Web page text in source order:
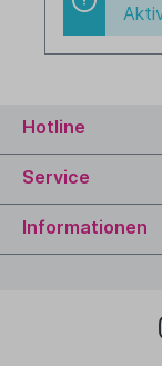
Hotline
Service
Informationen